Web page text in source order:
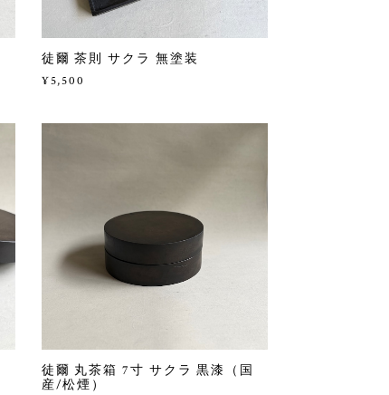
徒爾 茶則 サクラ 無塗装
¥5,500
徒爾 丸茶箱 7寸 サクラ 黒漆（国
産/松煙）